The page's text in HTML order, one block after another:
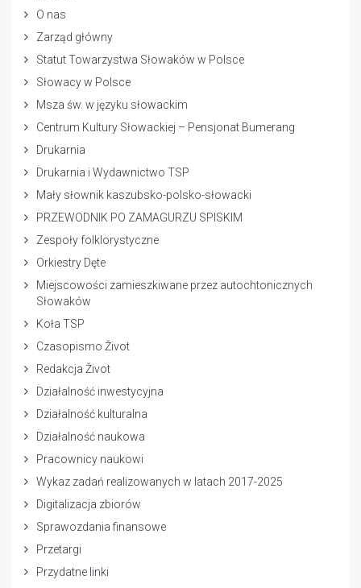
O nas
Zarząd główny
Statut Towarzystwa Słowaków w Polsce
Słowacy w Polsce
Msza św. w języku słowackim
Centrum Kultury Słowackiej – Pensjonat Bumerang
Drukarnia
Drukarnia i Wydawnictwo TSP
Mały słownik kaszubsko-polsko-słowacki
PRZEWODNIK PO ZAMAGURZU SPISKIM
Zespoły folklorystyczne
Orkiestry Dęte
Miejscowości zamieszkiwane przez autochtonicznych
Słowaków
Koła TSP
Czasopismo Život
Redakcja Život
Działalność inwestycyjna
Działalność kulturalna
Działalność naukowa
Pracownicy naukowi
Wykaz zadań realizowanych w latach 2017-2025
Digitalizacja zbiorów
Sprawozdania finansowe
Przetargi
Przydatne linki